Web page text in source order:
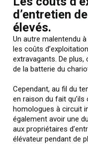
d’entretien
élevés.
Un autre malentendu
les coûts
extravagants. De
de la batterie du
Cependant, au fil du
en raison du fait
homologues à circuit
également avoir une
aux propriétaires
élévateur pendant de